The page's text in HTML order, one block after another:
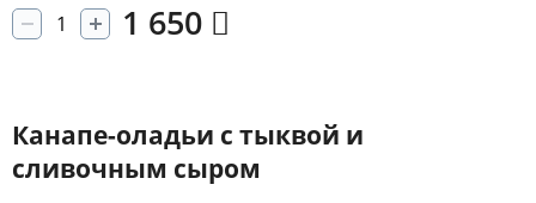
Канапе-оладьи с тыквой и
сливочным сыром
1 650